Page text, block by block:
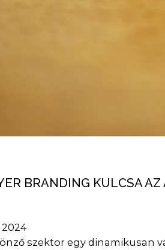
BRANDING KULCSA
szektor egy dinamikusan